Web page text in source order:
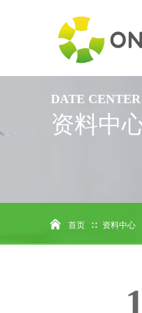
首页 ∷ 资料中心
DATE CENTER
资料中
1